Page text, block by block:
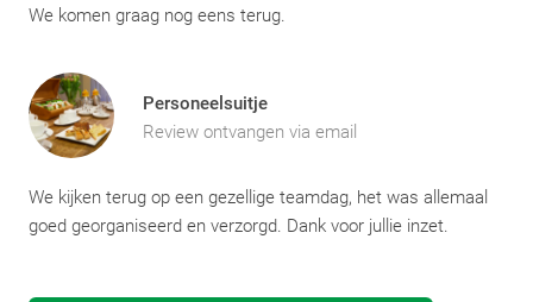
We komen graag nog eens terug.
Personeelsuitje
Review ontvangen via email
We kijken terug op een gezellige teamdag, het was allemaal
goed georganiseerd en verzorgd. Dank voor jullie inzet.